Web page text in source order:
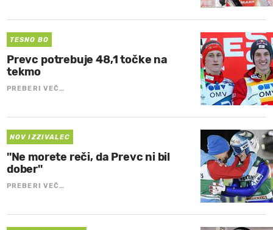
TESNO BO
Prevc potrebuje 48,1 točke na
tekmo
PREBERI VEČ…
NOV IZZIVALEC
''Ne morete reči, da Prevc ni bil
dober''
PREBERI VEČ…